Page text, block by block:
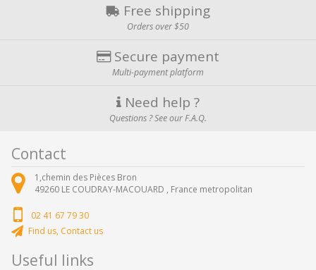
Free shipping
Orders over $50
Secure payment
Multi-payment platform
Need help ?
Questions ? See our F.A.Q.
Contact
1,chemin des Pièces Bron
49260 LE COUDRAY-MACOUARD , France metropolitan
02 41 67 79 30
Find us, Contact us
Useful links